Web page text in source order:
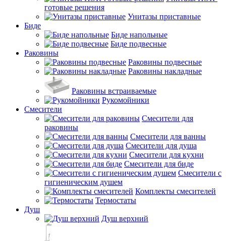
готовые решения
Унитазы приставные
Биде
Биде напольные
Биде подвесные
Раковины
Раковины подвесные
Раковины накладные
Раковины встраиваемые
Рукомойники
Смесители
Смесители для
раковины
Смесители для ванны
Смесители для душа
Смесители для кухни
Смесители для биде
Смесители с
гигиеническим душем
Комплекты смесителей
Термостаты
Душ
Душ верхний